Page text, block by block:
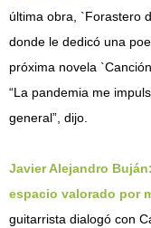
última obra, `Forastero
donde le dedicó una
próxima novela
“La pandemia me
general”,
Javier Alejandro
espacio valorado por
guitarrista dialogó con